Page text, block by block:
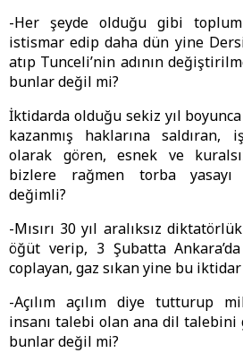
-Her şeyde olduğu gibi
istismar edip daha dün yine
atıp Tunceli’nin adının
bunlar değil mi?
İktidarda olduğu sekiz yıl
kazanmış haklarına
olarak gören, esnek ve
bizlere rağmen torba yasayı
değimli?
-Mısırı 30 yıl aralıksız
öğüt verip, 3 Şubatta
coplayan, gaz sıkan yine bu
-Açılım açılım diye tutturup
insanı talebi olan ana dil talebini
bunlar değil mi?